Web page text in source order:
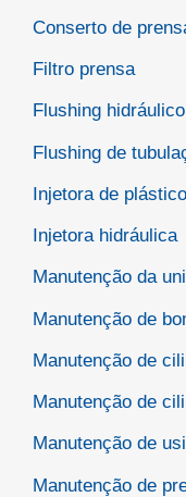
Conserto de
Filtro prensa
Flushing hidráulico
Flushing de
Injetora de plástico
Injetora hidráulica
Manutenção da
Manutenção de
Manutenção de
Manutenção de
Manutenção de
Manutenção de